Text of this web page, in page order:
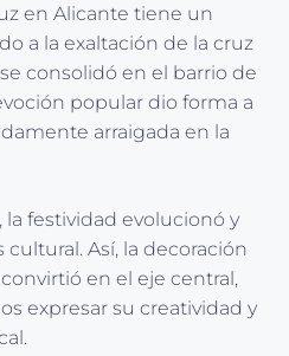
en Alicante tiene un
a la exaltación de la cruz
consolidó en el barrio de
popular dio forma a
arraigada en la
festividad evolucionó y
Así, la decoración
en el eje central,
expresar su creatividad y